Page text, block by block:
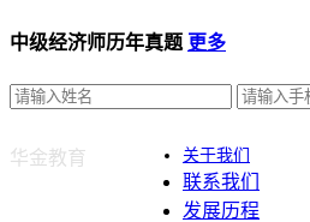
中级经济师历年真题 更多
华金教育 关于我们
联系我们
发展历程